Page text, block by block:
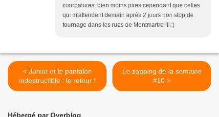
courbatures, bien moins pires cependant que celles
qui m'attendent demain après 2 jours non stop de
tournage dans les rues de Montmartre !!! :)
< Junior et le pantalon
indestructible : le retour !
Le zapping de la semaine
#10 >
Hébergé par Overblog